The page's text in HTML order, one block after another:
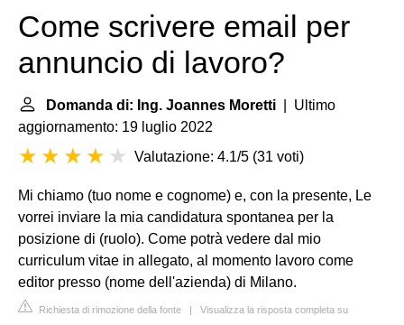
Come scrivere email per
annuncio di lavoro?
Domanda di: Ing. Joannes Moretti | Ultimo
aggiornamento: 19 luglio 2022
Valutazione: 4.1/5 (31 voti)
Mi chiamo (tuo nome e cognome) e, con la presente, Le
vorrei inviare la mia candidatura spontanea per la
posizione di (ruolo). Come potrà vedere dal mio
curriculum vitae in allegato, al momento lavoro come
editor presso (nome dell'azienda) di Milano.
Richiesta di rimozione della fonte | Visualizza la risposta completa su